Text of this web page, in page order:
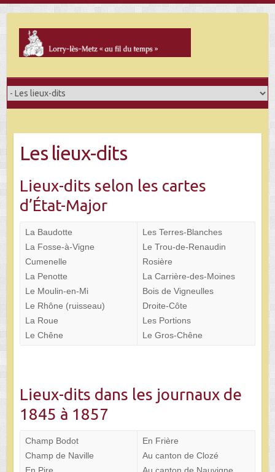
content
Les lieux-dits
Lieux-dits selon les cartes
d’État-Major
La Baudotte
La Fosse-à-Vigne
Cumenelle
La Penotte
Le Moulin-en-Mi
Le Rhône (ruisseau)
La Roue
Le Chêne
Les Terres-Blanches
Le Trou-de-Renaudin
Rosière
La Carrière-des-Moines
Bois de Vigneulles
Droite-Côte
Les Portions
Le Gros-Chêne
Lieux-dits dans les journaux de
1845 à 1857
Champ Bodot
Champ de Naville
En Pire
En Frière
Au canton de Clozé
Au canton de Nauvigne